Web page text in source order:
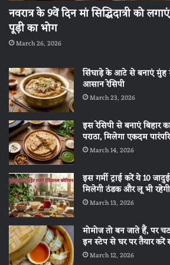
नवरात्र के 9वें दिन मां सिद्धिदात्री को
पूड़ी का भोग
March 26, 2026
सिंघाड़े के आटे से बनाएं मुंह
आसान रेसिपी
March 23, 2026
इस रेसिपी से बनाएं बिहार
पराठा, मिलेगा एकदम
March 14, 2026
इस गर्मी ट्राई करें ये 10
मिलेगी ठंडक और लू भी
March 13, 2026
मोमोज तो बन जाते हैं, पर
इन स्टेप से घर पर तैयार करें
March 12, 2026